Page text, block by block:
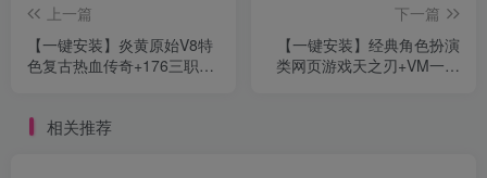
上一篇
【一键安装】炎黄原始V8特
色复古热血传奇+176三职业
下一篇
【一键安装】经典角色扮演
类网页游戏天之刃+VM一键
相关推荐